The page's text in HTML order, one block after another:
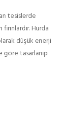
tesislerde
Hurda
düşük enerji
göre tasarlanıp